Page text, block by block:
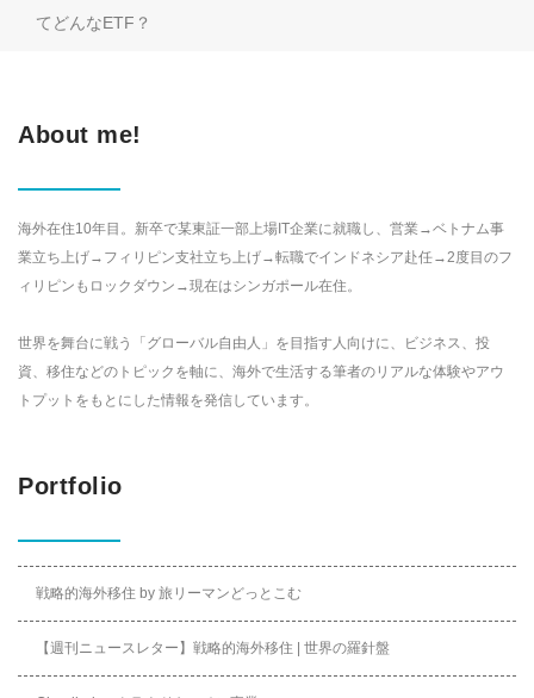
てどんなETF？
About me!
海外在住10年目。新卒で某東証一部上場IT企業に就職し、営業→ベトナム事
業立ち上げ→フィリピン支社立ち上げ→転職でインドネシア赴任→2度目のフ
ィリピンもロックダウン→現在はシンガポール在住。
世界を舞台に戦う「グローバル自由人」を目指す人向けに、ビジネス、投
資、移住などのトピックを軸に、海外で生活する筆者のリアルな体験やアウ
トプットをもとにした情報を発信しています。
Portfolio
戦略的海外移住 by 旅リーマンどっとこむ
【週刊ニュースレター】戦略的海外移住 | 世界の羅針盤